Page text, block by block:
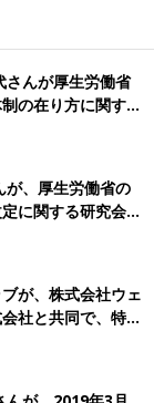
さんが厚生労働省
の在り方に関する
が、厚生労働省の
に関する研究会」
が、株式会社ウェ
社と共同で、特別
たり妊活」のスス